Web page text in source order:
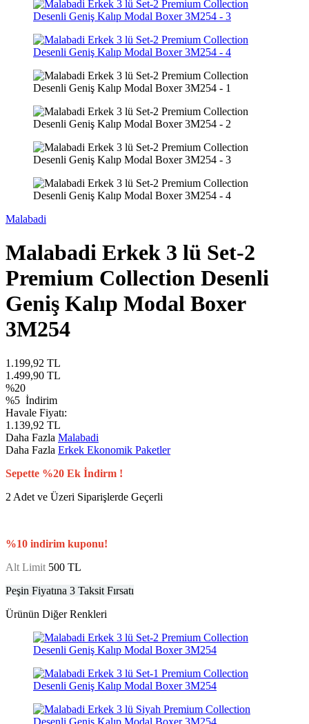
Malabadi
Malabadi Erkek 3 lü Set-2
Premium Collection Desenli
Geniş Kalıp Modal Boxer
3M254
1.199,92 TL
1.499,90 TL
%20
%5 İndirim
Havale Fiyatı:
1.139,92 TL
Daha Fazla Malabadi
Daha Fazla Erkek Ekonomik Paketler
Sepette %20 Ek İndirm !
2 Adet ve Üzeri Siparişlerde Geçerli
%10 indirim kuponu!
Alt Limit 500 TL
Peşin Fiyatına 3 Taksit Fırsatı
Ürünün Diğer Renkleri